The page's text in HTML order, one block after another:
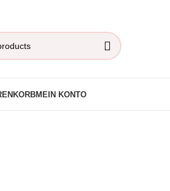
MEIN KONTO